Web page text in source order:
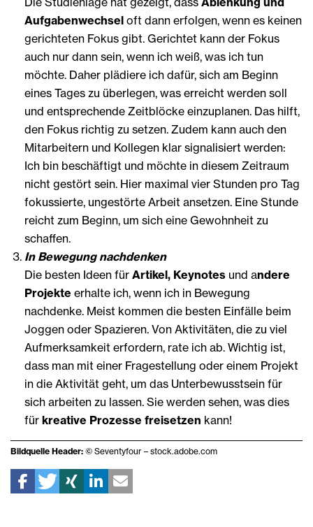
Aufgabenwechsel oft dann erfolgen, wenn es keinen
gerichteten Fokus gibt. Gerichtet kann der Fokus
auch nur dann sein, wenn ich weiß, was ich tun
möchte. Daher plädiere ich dafür, sich am Beginn
eines Tages zu überlegen, was erreicht werden soll
und entsprechende Zeitblöcke einzuplanen. Das hilft,
den Fokus richtig zu setzen. Zudem kann auch den
Mitarbeitern und Kollegen klar signalisiert werden:
Ich bin beschäftigt und möchte in diesem Zeitraum
nicht gestört sein. Hier maximal vier Stunden pro Tag
fokussierte, ungestörte Arbeit ansetzen. Eine Stunde
reicht zum Beginn, um sich eine Gewohnheit zu
schaffen.
In Bewegung nachdenken
Die besten Ideen für Artikel, Keynotes und andere
Projekte erhalte ich, wenn ich in Bewegung
nachdenke. Meist kommen die besten Einfälle beim
Joggen oder Spazieren. Von Aktivitäten, die zu viel
Aufmerksamkeit erfordern, rate ich ab. Wichtig ist,
dass man mit einer Fragestellung oder einem Projekt
in die Aktivität geht, um das Unterbewusstsein für
sich arbeiten zu lassen. Sie werden sehen, was dies
für kreative Prozesse freisetzen kann!
Bildquelle Header: © Seventyfour – stock.adobe.com